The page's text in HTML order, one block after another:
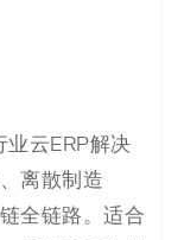
业云ERP解决
离散制造
全链路。适合